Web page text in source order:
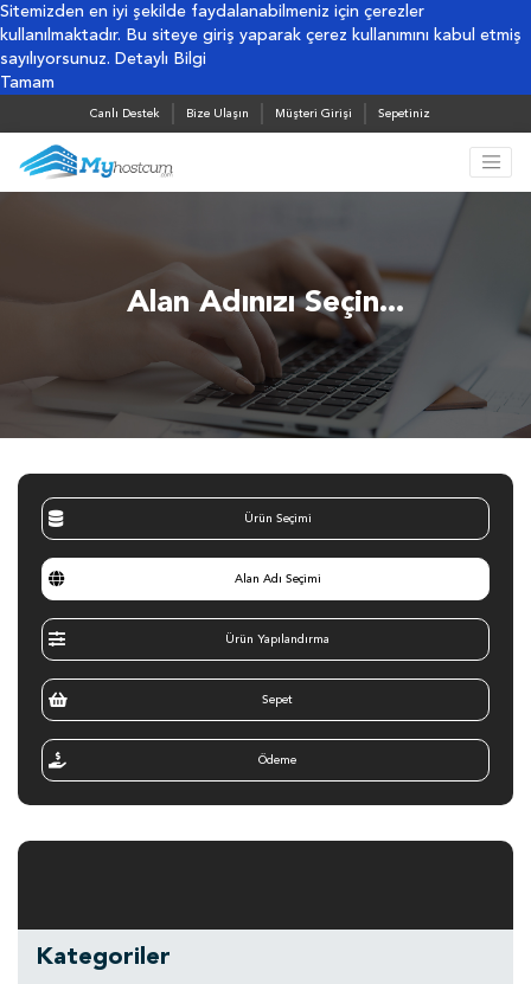
Sitemizden en iyi şekilde faydalanabilmeniz için çerezler
kullanılmaktadır. Bu siteye giriş yaparak çerez kullanımını kabul etmiş
sayılıyorsunuz. Detaylı Bilgi
Tamam
Canlı Destek Bize Ulaşın Müşteri Girişi Sepetiniz
Alan Adınızı Seçin...
Ürün Seçimi
Alan Adı Seçimi
Ürün Yapılandırma
Sepet
Ödeme
Kategoriler